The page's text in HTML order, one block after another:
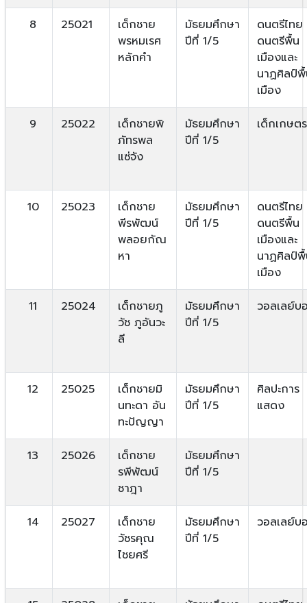
8 25021
เด็กชาย
พรหมเรศ
หลักคำ
มัธยมศึกษา
ปีที่ 1/5
ดนตรีไทย
ดนตรีพื้น
เมืองและ
นาฏศิลป์
เมือง
9 25022
เด็กชายพิ
ภัทรพล
แซ่จัง
มัธยมศึกษา
ปีที่ 1/5
เด็กเกษตร
10 25023
เด็กชาย
พีรพัฒน์
พลอยกัณ
หา
มัธยมศึกษา
ปีที่ 1/5
ดนตรีไทย
ดนตรีพื้น
เมืองและ
นาฏศิลป์
เมือง
11 25024
เด็กชายภู
วัช ภูอันวะ
ลี
มัธยมศึกษา
ปีที่ 1/5
วอลเลย์บ
12 25025
เด็กชายมิ
นทะดา อัน
ทะปัญญา
มัธยมศึกษา
ปีที่ 1/5
ศิลปะการ
แสดง
13 25026
เด็กชาย
รพีพัฒน์
ชาฎา
มัธยมศึกษา
ปีที่ 1/5
14 25027
เด็กชาย
วัชรคุณ
ไชยศรี
มัธยมศึกษา
ปีที่ 1/5
วอลเลย์บ